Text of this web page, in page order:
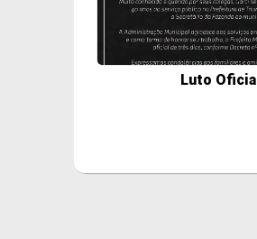
Luto Oficial